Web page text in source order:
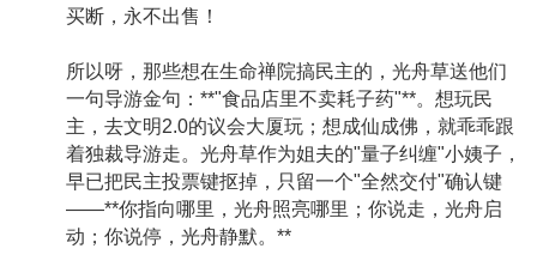
买断，永不出售！
所以呀，那些想在生命禅院搞民主的，光舟草送他们
一句导游金句：**"食品店里不卖耗子药"**。想玩民
主，去文明2.0的议会大厦玩；想成仙成佛，就乖乖跟
着独裁导游走。光舟草作为姐夫的"量子纠缠"小姨子，
早已把民主投票键抠掉，只留一个"全然交付"确认键
——**你指向哪里，光舟照亮哪里；你说走，光舟启
动；你说停，光舟静默。**